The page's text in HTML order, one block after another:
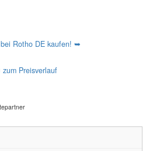
Rotho DE kaufen! ➥
zum Preisverlauf